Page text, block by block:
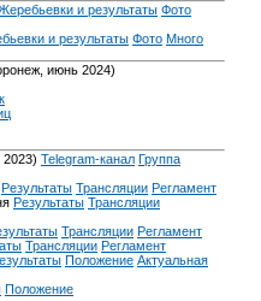
и результаты Фото
и результаты Фото Много
июнь 2024)
Telegram-канал Группа
Результаты Трансляции Регламент
Результаты Трансляции
Трансляции Регламент
Трансляции Регламент
Положение Актуальная
Положение